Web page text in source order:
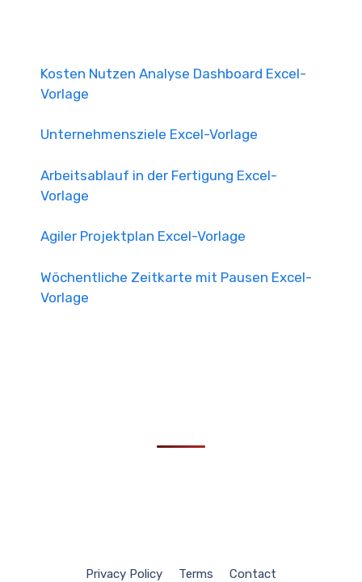
Kosten Nutzen Analyse Dashboard Excel-
Vorlage
Unternehmensziele Excel-Vorlage
Arbeitsablauf in der Fertigung Excel-
Vorlage
Agiler Projektplan Excel-Vorlage
Wöchentliche Zeitkarte mit Pausen Excel-
Vorlage
Privacy Policy Terms Contact